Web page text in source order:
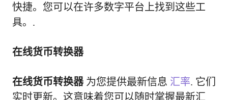
快捷。您可以在许多数字平台上找到这些工
具。.
在线货币转换器
在线货币转换器为您提供最新信息 汇率. 它们
实时更新。这意味着您可以随时掌握最新汇